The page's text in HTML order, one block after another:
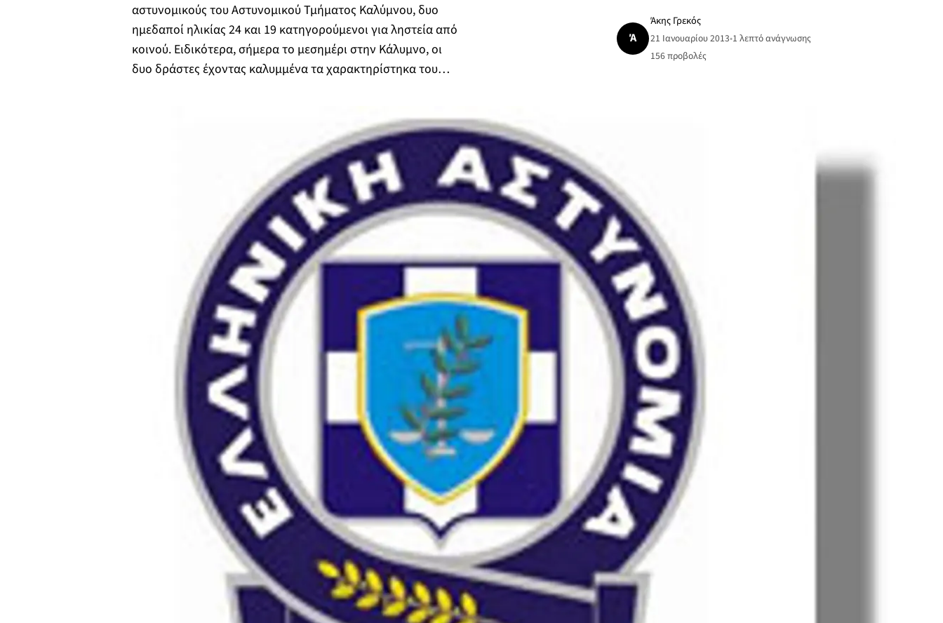
αστυνομικούς του Αστυνομικού Τμήματος Καλύμνου, δυο
ημεδαποί ηλικίας 24 και 19 κατηγορούμενοι για ληστεία από
κοινού. Ειδικότερα, σήμερα το μεσημέρι στην Κάλυμνο, οι
δυο δράστες έχοντας καλυμμένα τα χαρακτηρίστηκα του…
Ά
Άκης Γρεκός
21 Ιανουαρίου 2013•1 λεπτό ανάγνωσης
156προβολές